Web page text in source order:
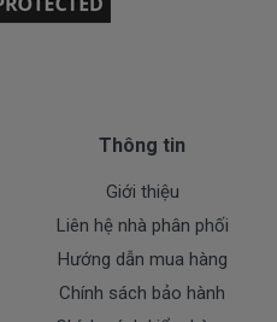
lượng bèo béo beo giá
chỉ có đúng 2 loại
Thông tin
Giới thiệu
Liên hệ nhà phân phối
Hướng dẫn mua hàng
Chính sách bảo hành